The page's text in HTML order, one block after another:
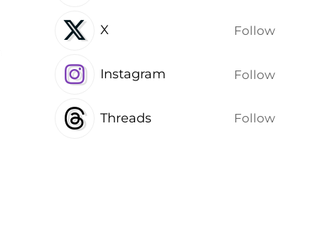
X Follow
Instagram Follow
Threads Follow